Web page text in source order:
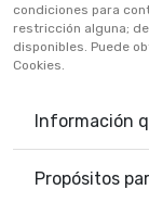
condiciones para
restricción alguna;
disponibles. Puede
Cookies.
Información
Propósitos